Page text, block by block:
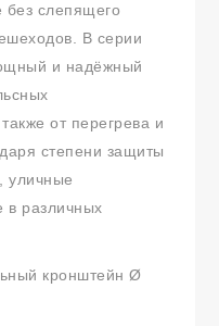
без слепящего
В серии
и надёжный
от перегрева и
степени защиты
уличные
в различных
кронштейн Ø